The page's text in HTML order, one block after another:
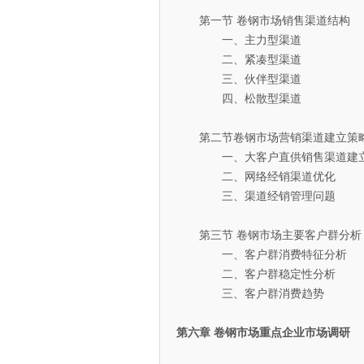
第一节 卷钢市场销售渠道结构
一、主力型渠道
二、紧凑型渠道
三、伙伴型渠道
四、松散型渠道
第二节卷钢市场营销渠道建立策
一、大客户直供销售渠道建
二、网络经销渠道优化
三、渠道经销管理问题
第三节 卷钢市场主要客户群分析
一、客户群消费特征分析
二、客户群稳定性分析
三、客户群消费趋势
第六章 卷钢市场重点企业市场调研